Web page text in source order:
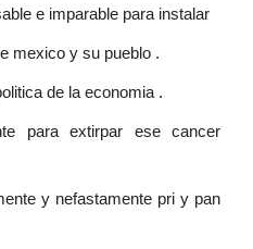
e imparable para instalar
mexico y su pueblo .
de la economia .
para extirpar ese cancer
y nefastamente pri y pan